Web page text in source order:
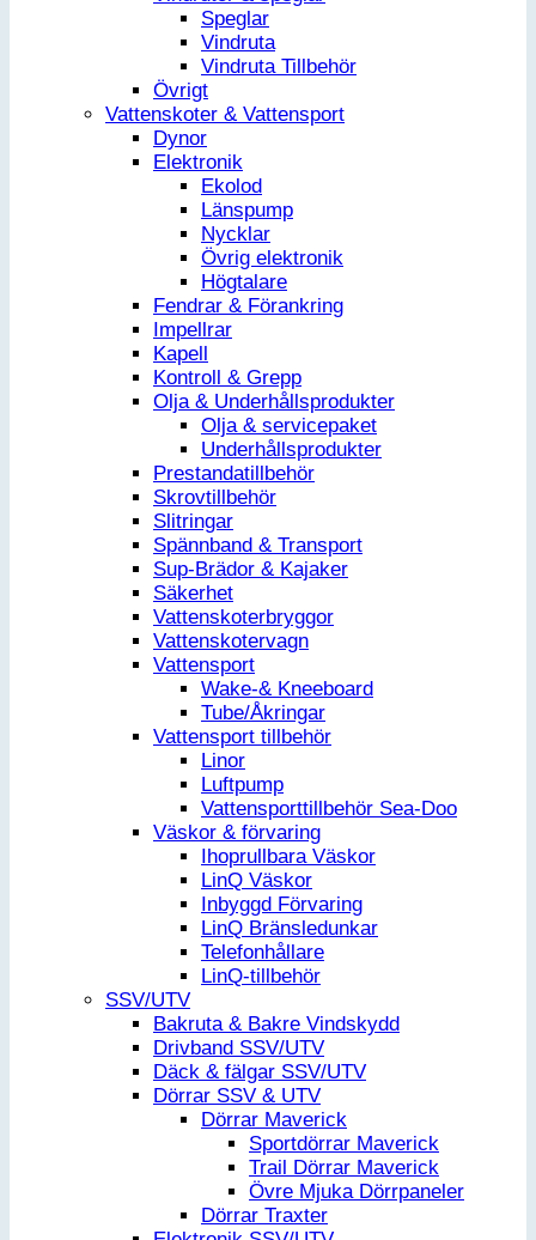
Speglar
Vindruta
Vindruta Tillbehör
Övrigt
Vattenskoter & Vattensport
Dynor
Elektronik
Ekolod
Länspump
Nycklar
Övrig elektronik
Högtalare
Fendrar & Förankring
Impellrar
Kapell
Kontroll & Grepp
Olja & Underhållsprodukter
Olja & servicepaket
Underhållsprodukter
Prestandatillbehör
Skrovtillbehör
Slitringar
Spännband & Transport
Sup-Brädor & Kajaker
Säkerhet
Vattenskoterbryggor
Vattenskotervagn
Vattensport
Wake-& Kneeboard
Tube/Åkringar
Vattensport tillbehör
Linor
Luftpump
Vattensporttillbehör Sea-Doo
Väskor & förvaring
Ihoprullbara Väskor
LinQ Väskor
Inbyggd Förvaring
LinQ Bränsledunkar
Telefonhållare
LinQ-tillbehör
SSV/UTV
Bakruta & Bakre Vindskydd
Drivband SSV/UTV
Däck & fälgar SSV/UTV
Dörrar SSV & UTV
Dörrar Maverick
Sportdörrar Maverick
Trail Dörrar Maverick
Övre Mjuka Dörrpaneler
Dörrar Traxter